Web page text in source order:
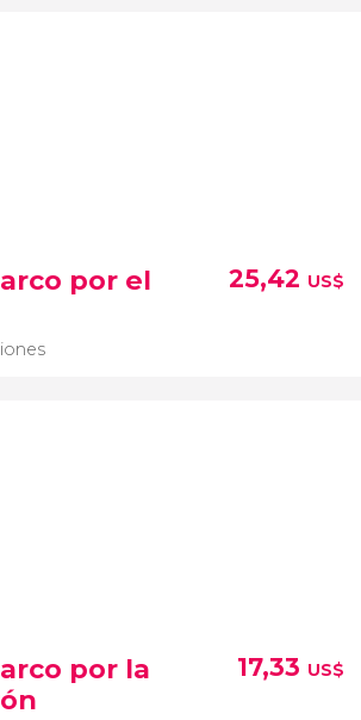
por el
25,42 US$
por la
17,33 US$